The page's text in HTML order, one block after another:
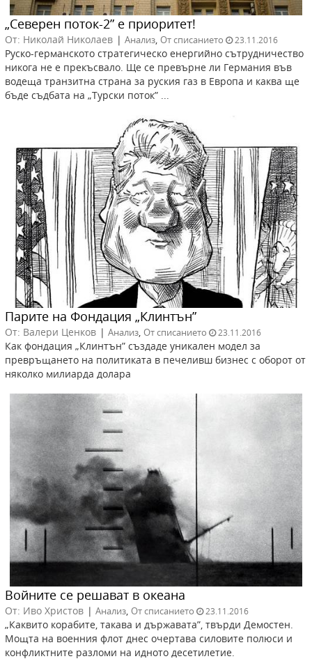
„Северен поток-2” е приоритет!
От: Николай Николаев | Анализ, От списанието 23.11.2016
Руско-германското стратегическо енергийно сътрудничество
никога не е прекъсвало. Ще се превърне ли Германия във
водеща транзитна страна за руския газ в Европа и каква ще
бъде съдбата на „Турски поток” ...
Парите на Фондация „Клинтън”
От: Валери Ценков | Анализ, От списанието 23.11.2016
Как фондация „Клинтън” създаде уникален модел за
превръщането на политиката в печеливш бизнес с оборот от
няколко милиарда долара
Войните се решават в океана
От: Иво Христов | Анализ, От списанието 23.11.2016
„Каквито корабите, такава и държавата”, твърди Демостен.
Мощта на военния флот днес очертава силовите полюси и
конфликтните разломи на идното десетилетие.